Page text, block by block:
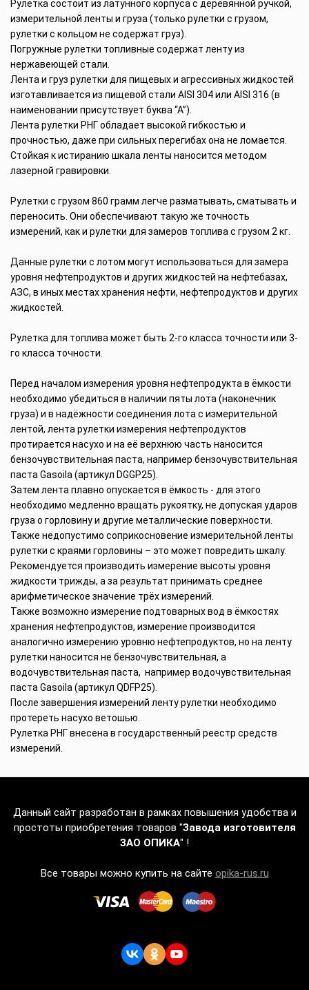
Рулетка состоит из латунного корпуса с деревянной ручкой,
измерительной ленты и груза (только рулетки с грузом,
рулетки с кольцом не содержат груз).
Погружные рулетки топливные содержат ленту из
нержавеющей стали.
Лента и груз рулетки для пищевых и агрессивных жидкостей
изготавливается из пищевой стали AISI 304 или AISI 316 (в
наименовании присутствует буква “А”).
Лента рулетки РНГ обладает высокой гибкостью и
прочностью, даже при сильных перегибах она не ломается.
Стойкая к истиранию шкала ленты наносится методом
лазерной гравировки.
Рулетки с грузом 860 грамм легче разматывать, сматывать и
переносить. Они обеспечивают такую же точность
измерений, как и рулетки для замеров топлива с грузом 2 кг.
Данные рулетки с лотом могут использоваться для замера
уровня нефтепродуктов и других жидкостей на нефтебазах,
АЗС, в иных местах хранения нефти, нефтепродуктов и других
жидкостей.
Рулетка для топлива может быть 2-го класса точности или 3-
го класса точности.
Перед началом измерения уровня нефтепродукта в ёмкости
необходимо убедиться в наличии пяты лота (наконечник
груза) и в надёжности соединения лота с измерительной
лентой, лента рулетки измерения нефтепродуктов
протирается насухо и на её верхнюю часть наносится
бензочувствительная паста, например бензочувствительная
паста Gasoila (артикул DGGP25).
Затем лента плавно опускается в ёмкость - для этого
необходимо медленно вращать рукоятку, не допуская ударов
груза о горловину и другие металлические поверхности.
Также недопустимо соприкосновение измерительной ленты
рулетки с краями горловины – это может повредить шкалу.
Рекомендуется производить измерение высоты уровня
жидкости трижды, а за результат принимать среднее
арифметическое значение трёх измерений.
Также возможно измерение подтоварных вод в ёмкостях
хранения нефтепродуктов, измерение производится
аналогично измерению уровню нефтепродуктов, но на ленту
рулетки наносится не бензочувствительная, а
водочувствительная паста, например водочувствительная
паста Gasoila (артикул QDFP25).
После завершения измерений ленту рулетки необходимо
протереть насухо ветошью.
Рулетка РНГ внесена в государственный реестр средств
измерений.
Данный сайт разработан в рамках повышения удобства и
простоты приобретения товаров "Завода изготовителя
ЗАО ОПИКА" !
Все товары можно купить на сайте opika-rus.ru